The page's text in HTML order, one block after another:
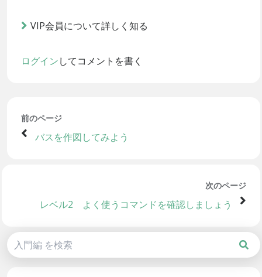
VIP会員について詳しく知る
ログインしてコメントを書く
前のページ
バスを作図してみよう
次のページ
レベル2 よく使うコマンドを確認しましょう